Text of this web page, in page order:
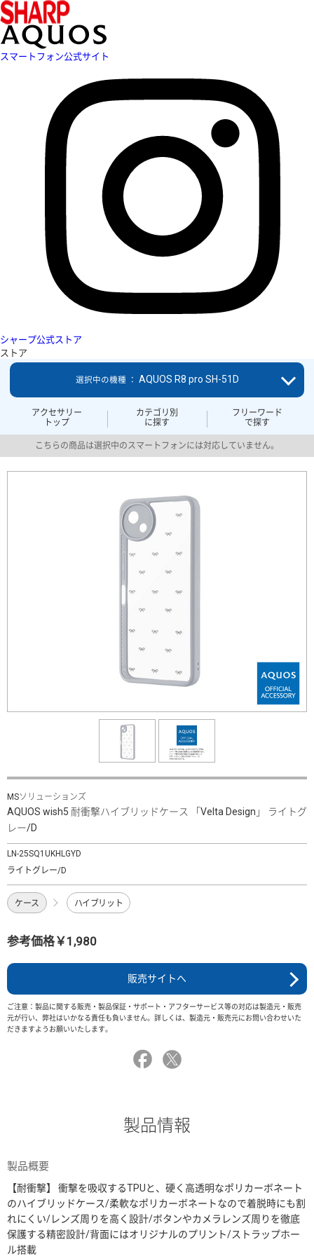
スマートフォン公式サイト
シャープ公式ストア
ストア
アクセサリー
トップ
カテゴリ別
に探す
フリーワード
で探す
選択中の機種 ： AQUOS R8 pro SH-51D
こちらの商品は選択中のスマートフォンには対応していません。
MSソリューションズ
AQUOS wish5 耐衝撃ハイブリッドケース 「Velta Design」 ライトグ
レー/D
LN-25SQ1UKHLGYD
ライトグレー/D
ケース ハイブリット
参考価格￥1,980
販売サイトへ
ご注意：製品に関する販売・製品保証・サポート・アフターサービス等の対応は製造元・販売
元が行い、弊社はいかなる責任も負いません。詳しくは、製造元・販売元にお問い合わせいた
だきますようお願いいたします。
製品情報
製品概要
【耐衝撃】 衝撃を吸収するTPUと、硬く高透明なポリカーボネート
のハイブリッドケース/柔軟なポリカーボネートなので着脱時にも割
れにくい/レンズ周りを高く設計/ボタンやカメラレンズ周りを徹底
保護する精密設計/背面にはオリジナルのプリント/ストラップホー
ル搭載